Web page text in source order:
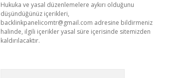
Hukuka ve yasal düzenlemelere aykırı olduğunu
düşündüğünüz içerikleri,
backlinkpanelicomtr@gmail.com adresine bildirmeniz
halinde, ilgili içerikler yasal süre içerisinde sitemizden
kaldırılacaktır.